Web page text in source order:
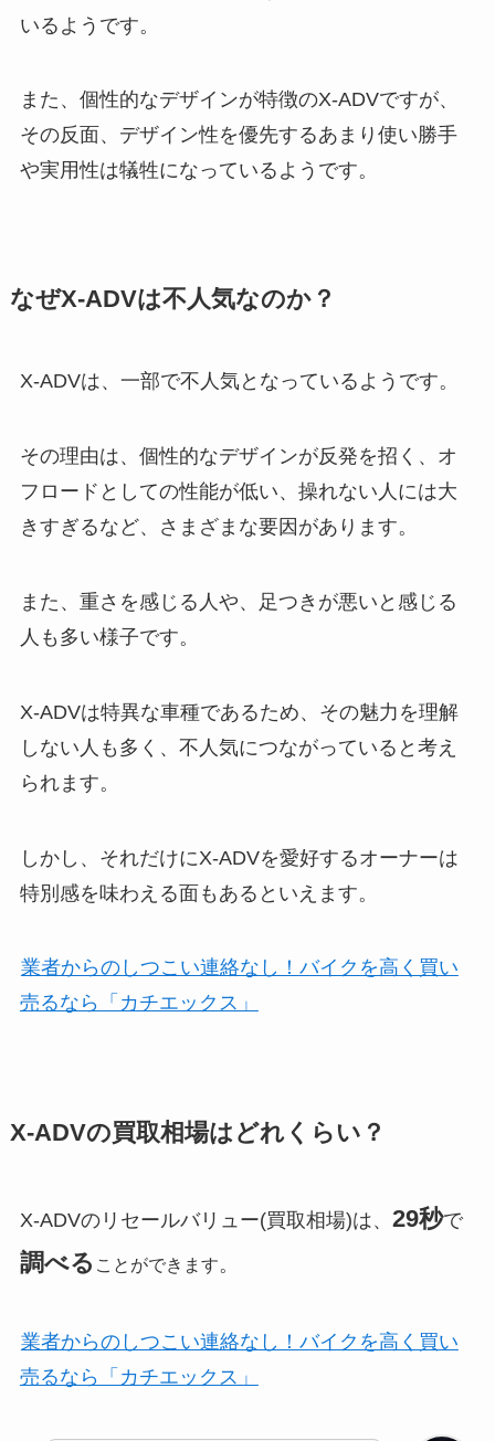
いるようです。
また、個性的なデザインが特徴のX-ADVですが、
その反面、デザイン性を優先するあまり使い勝手
や実用性は犠牲になっているようです。
なぜX-ADVは不人気なのか？
X-ADVは、一部で不人気となっているようです。
その理由は、個性的なデザインが反発を招く、オ
フロードとしての性能が低い、操れない人には大
きすぎるなど、さまざまな要因があります。
また、重さを感じる人や、足つきが悪いと感じる
人も多い様子です。
X-ADVは特異な車種であるため、その魅力を理解
しない人も多く、不人気につながっていると考え
られます。
しかし、それだけにX-ADVを愛好するオーナーは
特別感を味わえる面もあるといえます。
業者からのしつこい連絡なし！バイクを高く買い
売るなら「カチエックス」
X-ADVの買取相場はどれくらい？
X-ADVのリセールバリュー(買取相場)は、 29秒で
調べる ことができます。
業者からのしつこい連絡なし！バイクを高く買い
売るなら「カチエックス」